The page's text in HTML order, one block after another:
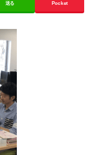
送る Pocket